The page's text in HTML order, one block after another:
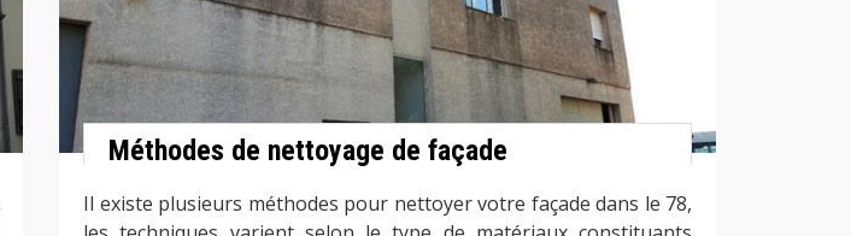
Méthodes de nettoyage de façade
Il existe plusieurs méthodes pour nettoyer votre façade dans le 78,